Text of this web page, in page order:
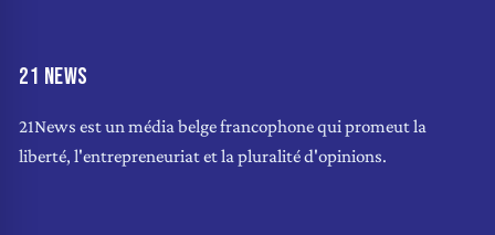
21 NEWS
21News est un média belge francophone qui promeut la
liberté, l'entrepreneuriat et la pluralité d'opinions.